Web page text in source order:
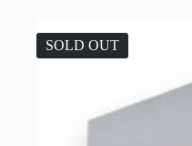
SOLD OUT